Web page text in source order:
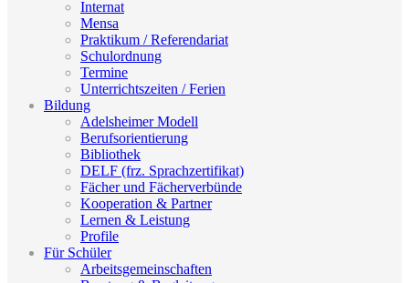
Internat
Mensa
Praktikum / Referendariat
Schulordnung
Termine
Unterrichtszeiten / Ferien
Bildung
Adelsheimer Modell
Berufsorientierung
Bibliothek
DELF (frz. Sprachzertifikat)
Fächer und Fächerverbünde
Kooperation & Partner
Lernen & Leistung
Profile
Für Schüler
Arbeitsgemeinschaften